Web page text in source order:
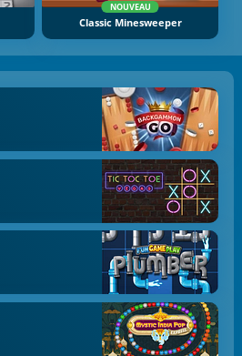
NOUVEAU
Classic Minesweeper